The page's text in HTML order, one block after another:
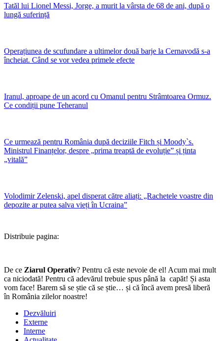
Tatăl lui Lionel Messi, Jorge, a murit la vârsta de 68 de ani, după o
lungă suferință
Operațiunea de scufundare a ultimelor două barje la Cernavodă s-a
încheiat. Când se vor vedea primele efecte
Iranul, aproape de un acord cu Omanul pentru Strâmtoarea Ormuz.
Ce condiții pune Teheranul
Ce urmează pentru România după deciziile Fitch și Moody`s.
Ministrul Finanțelor, despre „prima treaptă de evoluție” și ținta
„vitală”
Volodimir Zelenski, apel disperat către aliați: „Rachetele voastre din
depozite ar putea salva vieți în Ucraina”
Distribuie pagina:
De ce Ziarul Operativ? Pentru că este nevoie de el! Acum mai mult
ca niciodată! Pentru că adevărul trebuie spus până la capăt! Și asta
vom face! Barem să se știe că se știe… și că încă avem presă liberă
în România zilelor noastre!
Dezvăluiri
Externe
Interne